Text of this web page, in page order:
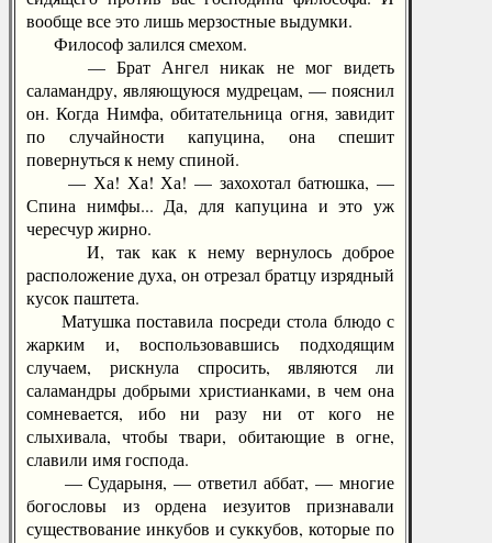
вообще все это лишь мерзостные выдумки.
Философ залился смехом.
— Брат Ангел никак не мог видеть
саламандру, являющуюся мудрецам, — пояснил
он. Когда Нимфа, обитательница огня, завидит
по случайности капуцина, она спешит
повернуться к нему спиной.
— Ха! Ха! Ха! — захохотал батюшка, —
Спина нимфы... Да, для капуцина и это уж
чересчур жирно.
И, так как к нему вернулось доброе
расположение духа, он отрезал братцу изрядный
кусок паштета.
Матушка поставила посреди стола блюдо с
жарким и, воспользовавшись подходящим
случаем, рискнула спросить, являются ли
саламандры добрыми христианками, в чем она
сомневается, ибо ни разу ни от кого не
слыхивала, чтобы твари, обитающие в огне,
славили имя господа.
— Сударыня, — ответил аббат, — многие
богословы из ордена иезуитов признавали
существование инкубов и суккубов, которые по